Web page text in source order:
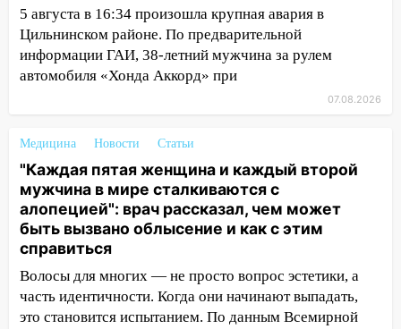
12:31 Ульяновец хотел купить иномарку
из Европы и потерял 760 тысяч рублей
12:20 В Чердаклинском районе
12:00
Где есть бензин в Ульяновске 7
августа: список АЗС
11:50
Заснул рядом с ребёнком и
случайно задушил его: суд вынес
приговор
11:38 В Ленинском районе пожар
полностью уничтожил дачный дом и
сарай
5 августа в 16:34 произошла крупная авария в
Цильнинском районе. По предварительной
информации ГАИ, 38-летний мужчина за рулем
автомобиля «Хонда Аккорд» при
07.08.2026
Медицина Новости Статьи
"Каждая пятая женщина и каждый второй
мужчина в мире сталкиваются с
алопецией": врач рассказал, чем может
быть вызвано облысение и как с этим
справиться
Волосы для многих — не просто вопрос эстетики, а
часть идентичности. Когда они начинают выпадать,
это становится испытанием. По данным Всемирной